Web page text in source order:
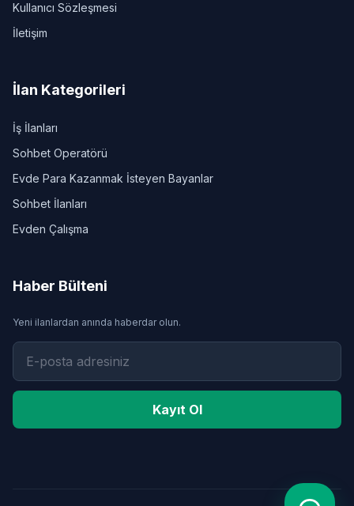
Kullanıcı Sözleşmesi
İletişim
İlan Kategorileri
İş İlanları
Sohbet Operatörü
Evde Para Kazanmak İsteyen Bayanlar
Sohbet İlanları
Evden Çalışma
Haber Bülteni
Yeni ilanlardan anında haberdar olun.
Kayıt Ol